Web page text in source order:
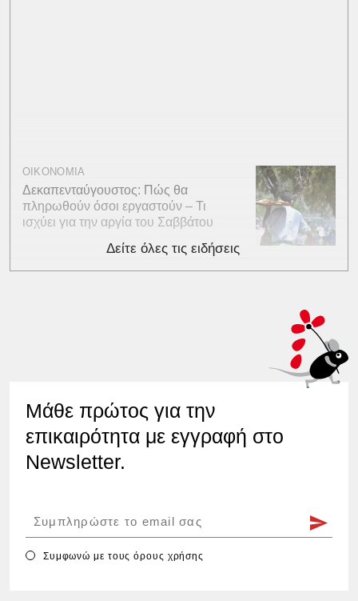
ΟΙΚΟΝΟΜΙΑ
Δεκαπενταύγουστος: Πώς θα
πληρωθούν όσοι εργαστούν – Τι
ισχύει για την αργία του Σαββάτου
Δείτε όλες τις ειδήσεις
Μάθε πρώτος για την
επικαιρότητα με εγγραφή στο
Newsletter.
Συμφωνώ με τουςόρους χρήσης